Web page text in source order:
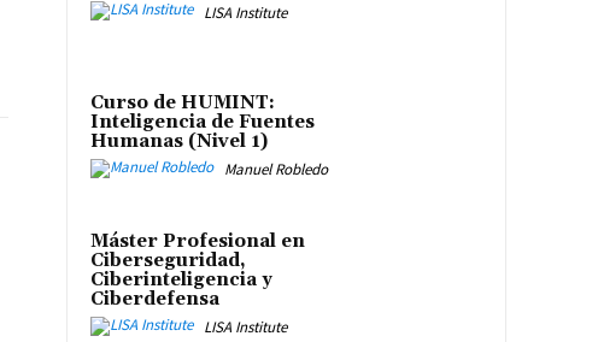
LISA Institute
Curso de HUMINT:
Inteligencia de Fuentes
Humanas (Nivel 1)
Manuel Robledo
Máster Profesional en
Ciberseguridad,
Ciberinteligencia y
Ciberdefensa
LISA Institute